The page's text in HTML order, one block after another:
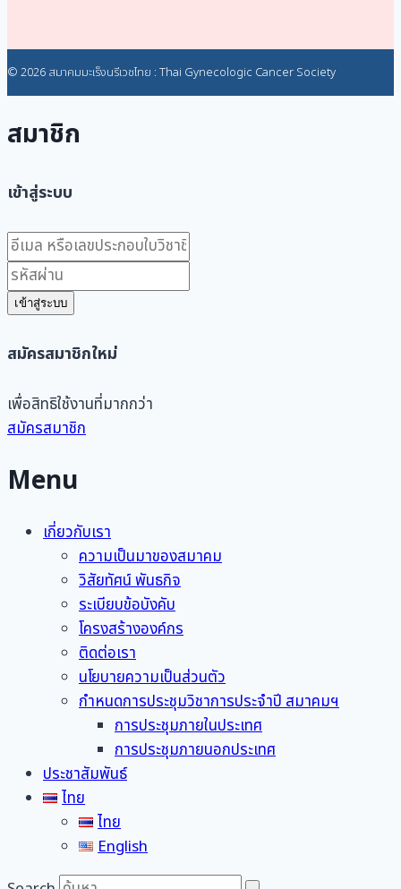
© 2026 สมาคมมะเร็งนรีเวชไทย : Thai Gynecologic Cancer Society
สมาชิก
เข้าสู่ระบบ
เข้าสู่ระบบ
สมัครสมาชิกใหม่
เพื่อสิทธิใช้งานที่มากกว่า
สมัครสมาชิก
Menu
เกี่ยวกับเรา
ความเป็นมาของสมาคม
วิสัยทัศน์ พันธกิจ
ระเบียบข้อบังคับ
โครงสร้างองค์กร
ติดต่อเรา
นโยบายความเป็นส่วนตัว
กำหนดการประชุมวิชาการประจำปี สมาคมฯ
การประชุมภายในประเทศ
การประชุมภายนอกประเทศ
ประชาสัมพันธ์
ไทย
ไทย
English